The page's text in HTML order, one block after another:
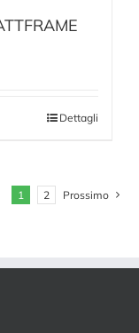
Dettagli
1 2 Prossimo